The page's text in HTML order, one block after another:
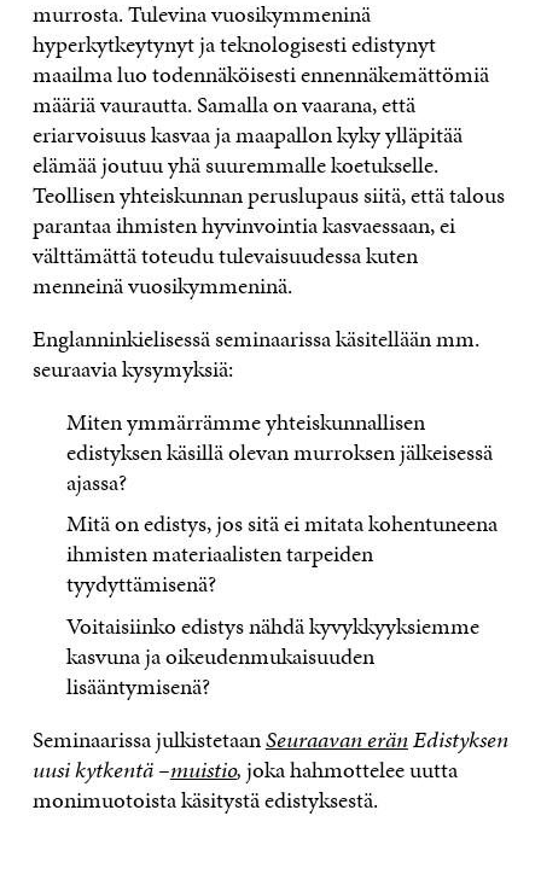
murrosta. Tulevina vuosikymmeninä
hyperkytkeytynyt ja teknologisesti edistynyt
maailma luo todennäköisesti ennennäkemättömiä
määriä vaurautta. Samalla on vaarana, että
eriarvoisuus kasvaa ja maapallon kyky ylläpitää
elämää joutuu yhä suuremmalle koetukselle.
Teollisen yhteiskunnan peruslupaus siitä, että talous
parantaa ihmisten hyvinvointia kasvaessaan, ei
välttämättä toteudu tulevaisuudessa kuten
menneinä vuosikymmeninä.
Englanninkielisessä seminaarissa käsitellään mm.
seuraavia kysymyksiä:
Miten ymmärrämme yhteiskunnallisen
edistyksen käsillä olevan murroksen jälkeisessä
ajassa?
Mitä on edistys, jos sitä ei mitata kohentuneena
ihmisten materiaalisten tarpeiden
tyydyttämisenä?
Voitaisiinko edistys nähdä kyvykkyyksiemme
kasvuna ja oikeudenmukaisuuden
lisääntymisenä?
Seminaarissa julkistetaanSeuraavan eränEdistyksen
uusi kytkentä –muistio,joka hahmottelee uutta
monimuotoista käsitystä edistyksestä.